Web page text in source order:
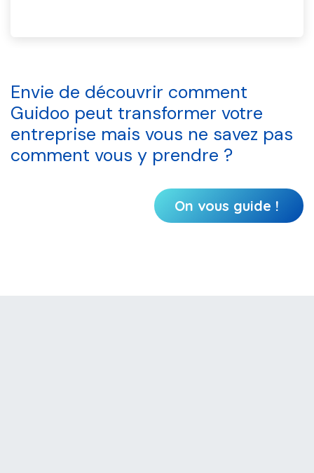
Envie de découvrir comment
Guidoo peut transformer votre
entreprise mais vous ne savez pas
comment vous y prendre ?
On vous guide !